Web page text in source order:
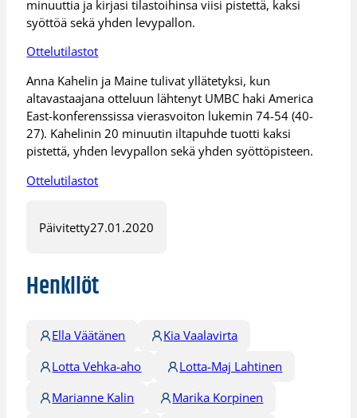
minuuttia ja kirjasi tilastoihinsa viisi pistettä, kaksi
syöttöä sekä yhden levypallon.
Ottelutilastot
Anna Kahelin ja Maine tulivat yllätetyksi, kun
altavastaajana otteluun lähtenyt UMBC haki America
East-konferenssissa vierasvoiton lukemin 74-54 (40-
27). Kahelinin 20 minuutin iltapuhde tuotti kaksi
pistettä, yhden levypallon sekä yhden syöttöpisteen.
Ottelutilastot
Päivitetty27.01.2020
Henkilöt
Ella Väätänen
Kia Vaalavirta
Lotta Vehka-aho
Lotta-Maj Lahtinen
Marianne Kalin
Marika Korpinen